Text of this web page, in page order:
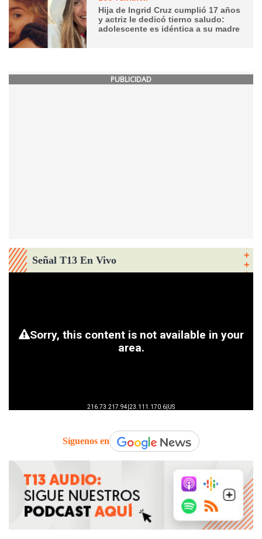
Hija de Ingrid Cruz cumplió 17 años
y actriz le dedicó tierno saludo:
adolescente es idéntica a su madre
PUBLICIDAD
Señal T13 En Vivo
Síguenos en